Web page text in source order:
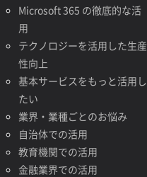
Microsoft 365 の徹底的な活
用
テクノロジーを活用した生産
性向上
基本サービスをもっと活用し
たい
業界・業種ごとのお悩み
自治体での活用
教育機関での活用
金融業界での活用